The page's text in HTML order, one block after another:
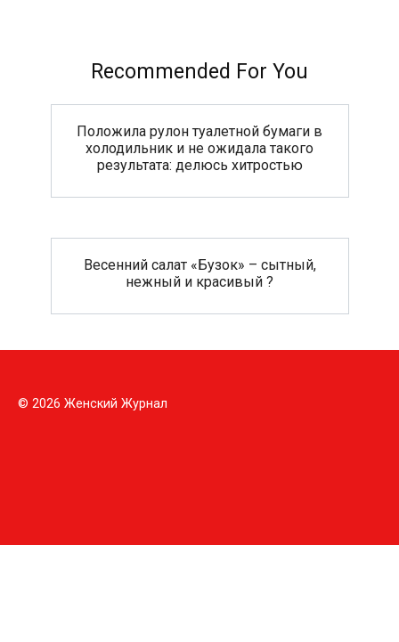
Recommended For You
Положила рулон туалетной бумаги в
холодильник и не ожидала такого
результата: делюсь хитростью
Весенний салат «Бузок» – сытный,
нежный и красивый ?
© 2026 Женский Журнал